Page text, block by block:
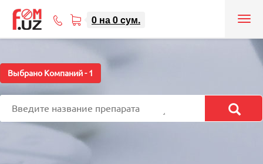
0 на0cум.
207-
08
Выбрано Компаний -1